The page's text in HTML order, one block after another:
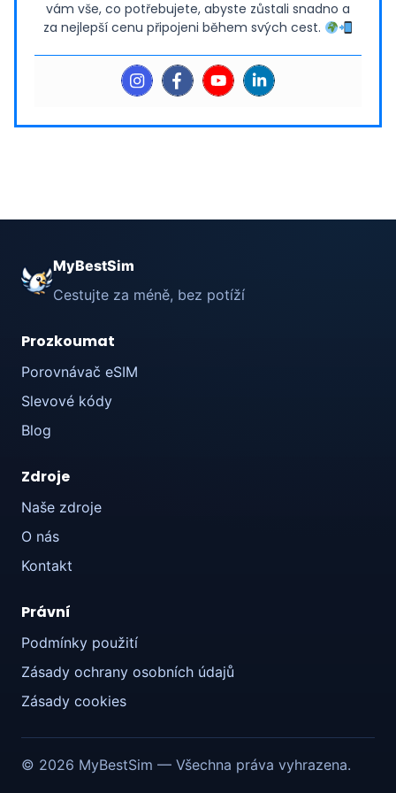
vám vše, co potřebujete, abyste zůstali snadno a
za nejlepší cenu připojeni během svých cest.
MyBestSim
Cestujte za méně, bez potíží
Prozkoumat
Porovnávač eSIM
Slevové kódy
Blog
Zdroje
Naše zdroje
O nás
Kontakt
Právní
Podmínky použití
Zásady ochrany osobních údajů
Zásady cookies
© 2026 MyBestSim — Všechna práva vyhrazena.